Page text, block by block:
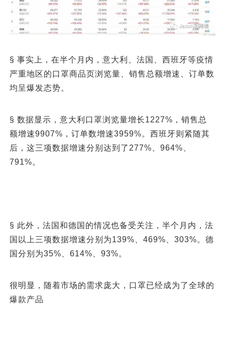
§ 事实上，在半个月内，意大利、法国、西班牙等疫情
严重地区的口罩商品页浏览量、销售总额增速、订单数
均呈爆发态势。
§ 数据显示，意大利口罩浏览量增长1227%，销售总
额增速9907%，订单数增速3959%。西班牙则紧随其
后，这三项数据增速分别达到了277%、964%、
791%。
§ 此外，法国和德国的情况也备受关注，半个月内，法
国以上三项数据增速分别为139%、469%、303%。德
国分别为35%、614%、93%。
很明显，随着市场的需求庞大，口罩已经成为了全球的
爆款产品